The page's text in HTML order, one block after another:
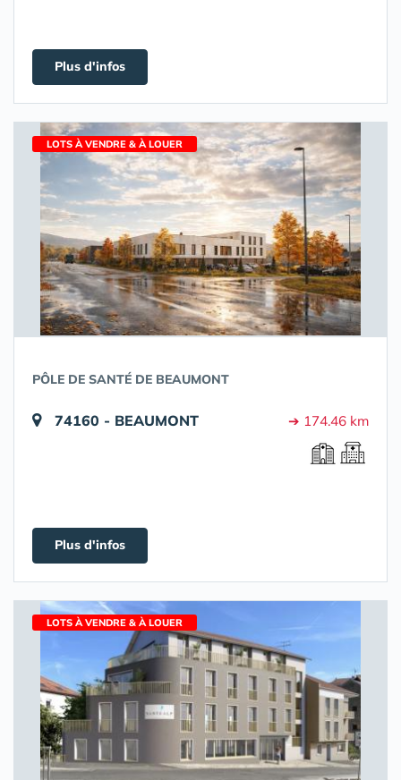
Plus d'infos
LOTS À VENDRE & À LOUER
PÔLE DE SANTÉ DE BEAUMONT
74160 - BEAUMONT ➔ 174.46 km
Plus d'infos
LOTS À VENDRE & À LOUER